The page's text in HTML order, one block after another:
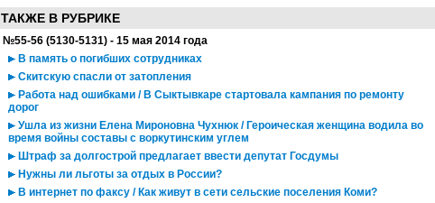
ТАКЖЕ В РУБРИКЕ
№55-56 (5130-5131) - 15 мая 2014 года
В память о погибших сотрудниках
Скитскую спасли от затопления
Работа над ошибками / В Сыктывкаре стартовала кампания по ремонту
дорог
Ушла из жизни Елена Мироновна Чухнюк / Героическая женщина водила во
время войны составы с воркутинским углем
Штраф за долгострой предлагает ввести депутат Госдумы
Нужны ли льготы за отдых в России?
В интернет по факсу / Как живут в сети сельские поселения Коми?